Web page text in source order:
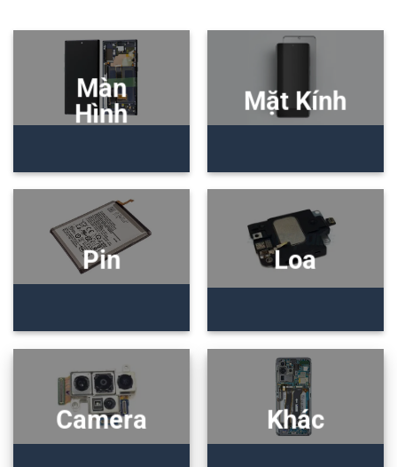
Màn
Hình
Mặt Kính
Pin Loa
Camera Khác